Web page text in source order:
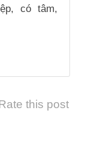
có tâm,
this post